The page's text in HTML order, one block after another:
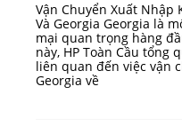
Vận Chuyển Xuất Nhập
Và Georgia Georgia là
mại quan trọng hàng
này, HP Toàn Cầu tổng
liên quan đến việc vận
Georgia về